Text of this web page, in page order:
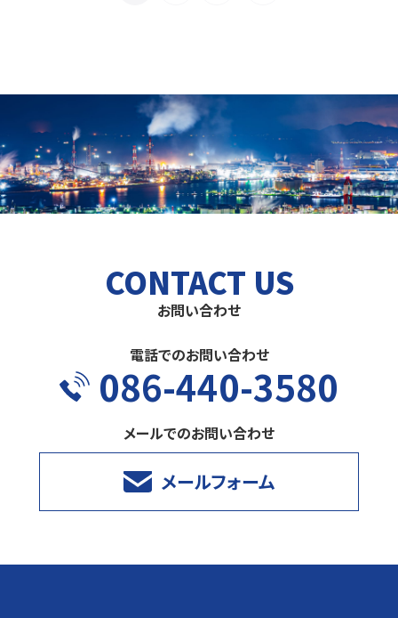
CONTACT US
お問い合わせ
電話でのお問い合わせ
086-440-3580
メールでのお問い合わせ
メールフォーム